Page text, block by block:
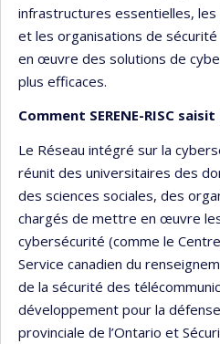
infrastructures essentielles,
et les organisations de
en œuvre des solutions de
plus efficaces.
Comment SERENE-RISC
Le Réseau intégré sur la
réunit des universitaires des
des sciences sociales, des
chargés de mettre en œuvre
cybersécurité (comme le
Service canadien du
de la sécurité des
développement pour la défense
provinciale de l’Ontario et